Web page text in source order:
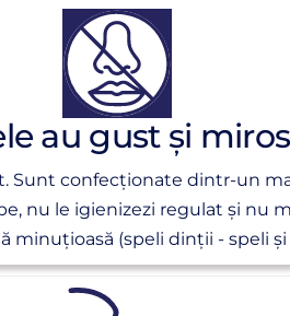
au gust și
Sunt confecționate dintr-un
nu le igienizezi regulat și nu
minuțioasă (speli dinții - speli și